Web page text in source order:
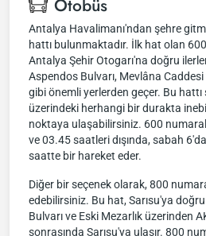
Otobüs
Antalya Havalimanı'ndan şehre
hattı bulunmaktadır. İlk hat olan
Antalya Şehir Otogarı'na doğru
Aspendos Bulvarı, Mevlâna Caddesi
gibi önemli yerlerden geçer. Bu
üzerindeki herhangi bir durakta
noktaya ulaşabilirsiniz. 600
ve 03.45 saatleri dışında, sabah
saatte bir hareket eder.
Diğer bir seçenek olarak, 800
edebilirsiniz. Bu hat, Sarısu'ya
Bulvarı ve Eski Mezarlık üzerinden
sonrasında Sarısu'ya ulaşır. 800